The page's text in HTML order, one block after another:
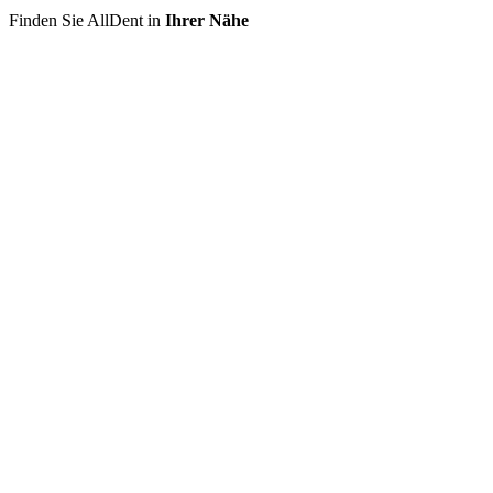
Finden Sie AllDent in Ihrer Nähe